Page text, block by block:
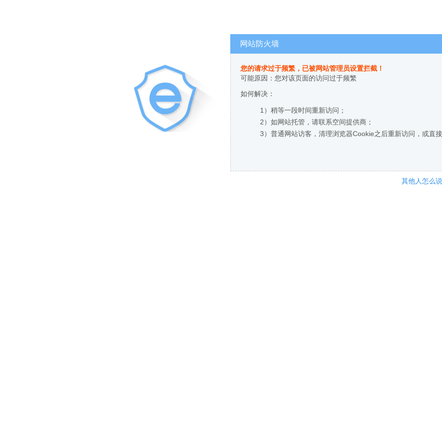
网站防火墙
您的请求过于频繁，已被网站管理员设置拦截！
可能原因：您对该页面的访问过于频繁
如何解决：
1）稍等一段时间重新访问；
2）如网站托管，请联系空间提供商；
3）普通网站访客，清理浏览器Cookie之后重新访问，或直
其他人怎么